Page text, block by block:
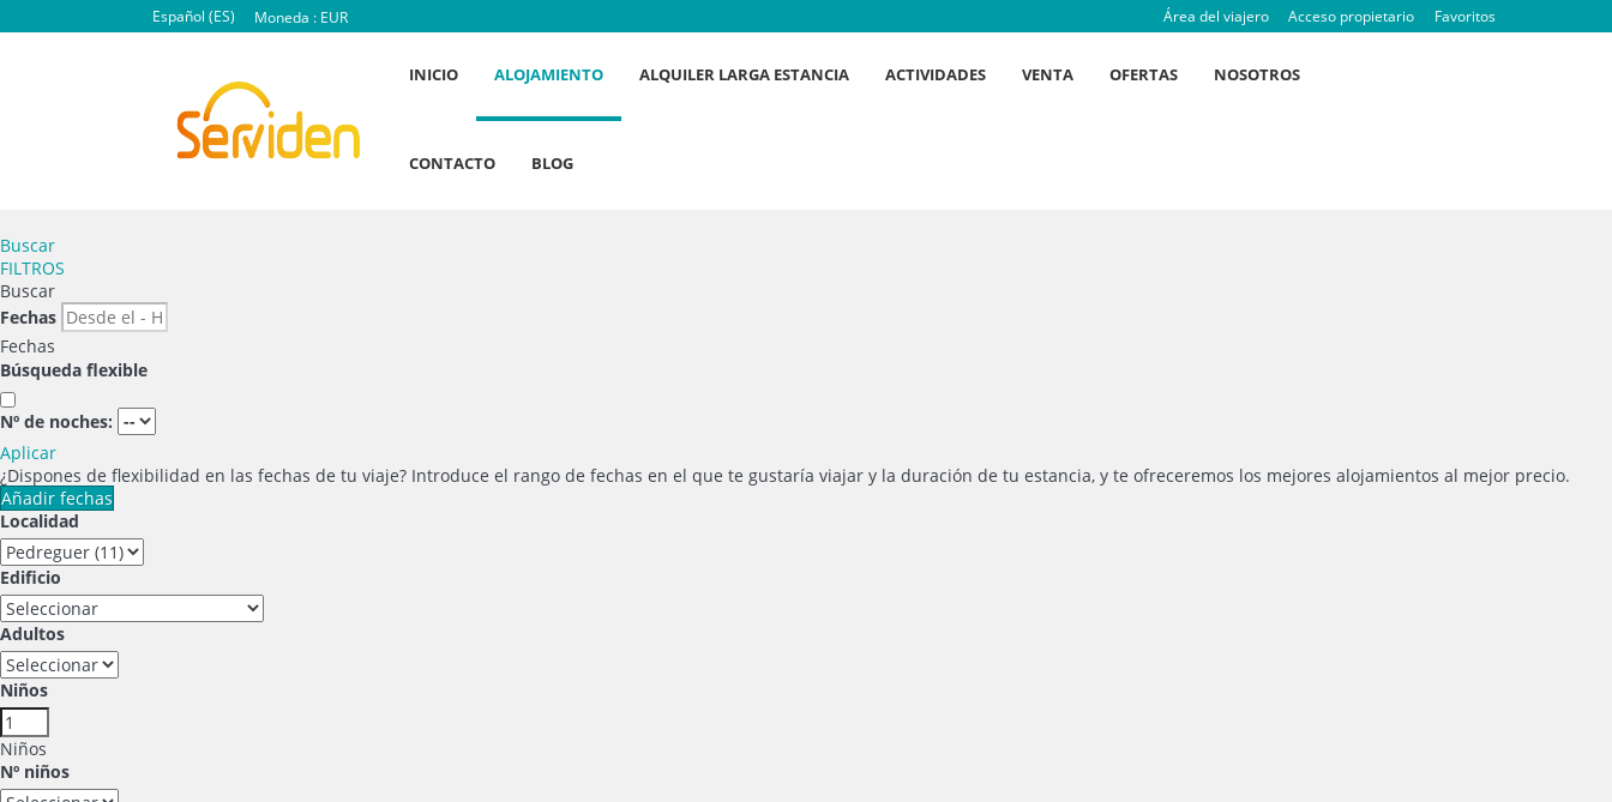
Español (ES) Moneda : EUR Favoritos
Acceso propietario
Área del viajero
INICIO ALOJAMIENTO ALQUILER LARGA ESTANCIA ACTIVIDADES VENTA OFERTAS NOSOTROS
CONTACTO BLOG
Buscar
FILTROS
Buscar
Fechas
Fechas
Búsqueda flexible
Nº de noches:
Aplicar
¿Dispones de flexibilidad en las fechas de tu viaje? Introduce el rango de fechas en el que te gustaría viajar y la duración de tu estancia, y te ofreceremos los mejores alojamientos al mejor precio.
Añadir fechas
Localidad
Edificio
Adultos
Niños
Niños
Nº niños